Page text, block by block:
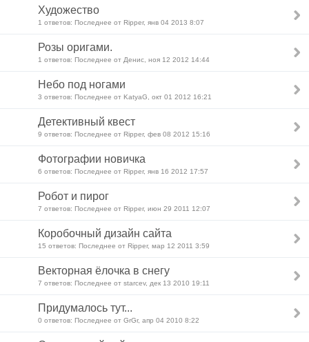
Художество
1 ответов: Последнее от Ripper, янв 04 2013 8:07
Розы оригами.
1 ответов: Последнее от Денис, ноя 12 2012 14:44
Небо под ногами
3 ответов: Последнее от KatyaG, окт 01 2012 16:21
Детективный квест
9 ответов: Последнее от Ripper, фев 08 2012 15:16
Фотографии новичка
6 ответов: Последнее от Ripper, янв 16 2012 17:57
Робот и пирог
7 ответов: Последнее от Ripper, июн 29 2011 12:07
Коробочный дизайн сайта
15 ответов: Последнее от Ripper, мар 12 2011 3:59
Векторная ёлочка в снегу
7 ответов: Последнее от starcev, дек 13 2010 19:11
Придумалось тут...
0 ответов: Последнее от GrGr, апр 04 2010 8:22